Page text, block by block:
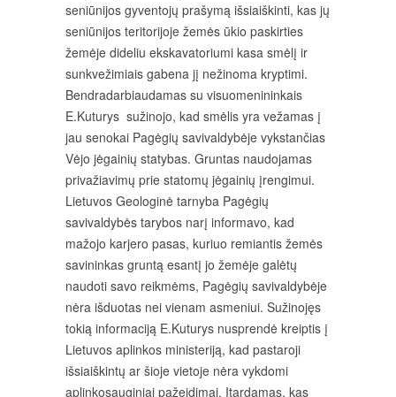
seniūnijos gyventojų prašymą išsiaiškinti, kas jų
seniūnijos teritorijoje žemės ūkio paskirties
žemėje dideliu ekskavatoriumi kasa smėlį ir
sunkvežimiais gabena jį nežinoma kryptimi.
Bendradarbiaudamas su visuomenininkais
E.Kuturys sužinojo, kad smėlis yra vežamas į
jau senokai Pagėgių savivaldybėje vykstančias
Vėjo jėgainių statybas. Gruntas naudojamas
privažiavimų prie statomų jėgainių įrengimui.
Lietuvos Geologinė tarnyba Pagėgių
savivaldybės tarybos narį informavo, kad
mažojo karjero pasas, kuriuo remiantis žemės
savininkas gruntą esantį jo žemėje galėtų
naudoti savo reikmėms, Pagėgių savivaldybėje
nėra išduotas nei vienam asmeniui. Sužinojęs
tokią informaciją E.Kuturys nusprendė kreiptis į
Lietuvos aplinkos ministeriją, kad pastaroji
išsiaiškintų ar šioje vietoje nėra vykdomi
aplinkosauginiai pažeidimai. Įtardamas, kas